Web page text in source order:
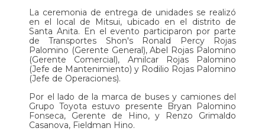
La ceremonia de entrega de unidades se realizó
en el local de Mitsui, ubicado en el distrito de
Santa Anita. En el evento participaron por parte
de Transportes Shon's Ronald Percy Rojas
Palomino (Gerente General), Abel Rojas Palomino
(Gerente Comercial), Amilcar Rojas Palomino
(Jefe de Mantenimiento) y Rodilio Rojas Palomino
(Jefe de Operaciones).
Por el lado de la marca de buses y camiones del
Grupo Toyota estuvo presente Bryan Palomino
Fonseca, Gerente de Hino, y Renzo Grimaldo
Casanova, Fieldman Hino.